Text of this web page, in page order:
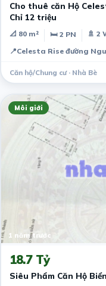
Cho thuê căn Hộ
Chỉ 12 triệu
📐 80 m² 🛏 2 PN
🚿 2
📍Celesta Rise đường
Căn hộ/Chung cư · Nhà Bè
Môi giới
1 năm trước
18.7 Tỷ
Siêu Phẩm Căn Hộ